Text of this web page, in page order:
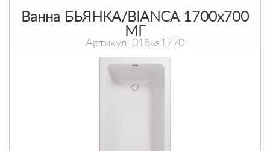
Ванна БЬЯНКА/BIANCA 1700х700
МГ
Артикул: 01бья1770